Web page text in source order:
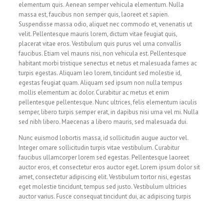
elementum quis. Aenean semper vehicula elementum. Nulla
massa est, faucibus non semper quis, laoreet et sapien.
Suspendisse massa odio, aliquet nec commodo et, venenatis ut
velit. Pellentesque mauris lorem, dictum vitae feugiat quis,
placerat vitae eros. Vestibulum quis purus vel urna convallis
faucibus. Etiam vel mauris nisi, non vehicula est. Pellentesque
habitant morbi tristique senectus et netus et malesuada fames ac
turpis egestas. Aliquam leo lorem, tincidunt sed molestie id,
egestas feugiat quam. Aliquam sed ipsum non nulla tempus
mollis elementum ac dolor. Curabitur ac metus et enim
pellentesque pellentesque. Nunc ultrices, felis elementum iaculis
semper, libero turpis semper erat, in dapibus nisi urna vel mi. Nulla
sed nibh libero. Maecenas a libero mauris, sed malesuada dui.
Nunc euismod lobortis massa, id sollicitudin augue auctor vel.
Integer ornare sollicitudin turpis vitae vestibulum. Curabitur
faucibus ullamcorper lorem sed egestas. Pellentesque laoreet
auctor eros, et consectetur eros auctor eget. Lorem ipsum dolor sit
amet, consectetur adipiscing elit. Vestibulum tortor nisi, egestas
eget molestie tincidunt, tempus sed justo. Vestibulum ultricies
auctor varius. Fusce consequat tincidunt dui, ac adipiscing turpis